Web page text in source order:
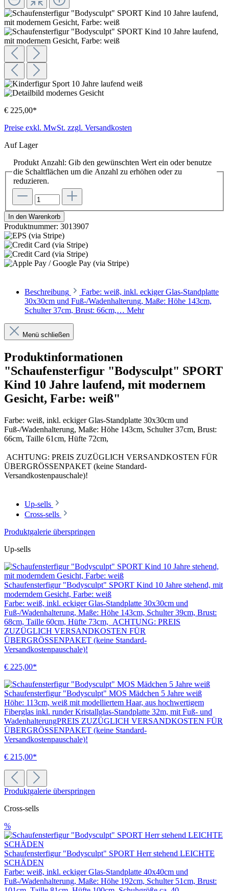
€ 225,00*
Preise exkl. MwSt. zzgl. Versandkosten
Auf Lager
Produkt Anzahl: Gib den gewünschten Wert ein oder benutze
die Schaltflächen um die Anzahl zu erhöhen oder zu
reduzieren.
In den Warenkorb
Produktnummer: 3013907
Beschreibung
Farbe: weiß, inkl. eckiger Glas-Standplatte
30x30cm und Fuß-/Wadenhalterung, Maße: Höhe 143cm,
Schulter 37cm, Brust: 66cm,… Mehr
Menü schließen
Produktinformationen
"Schaufensterfigur "Bodysculpt" SPORT
Kind 10 Jahre laufend, mit modernem
Gesicht, Farbe: weiß"
Farbe: weiß, inkl. eckiger Glas-Standplatte 30x30cm und
Fuß-/Wadenhalterung, Maße: Höhe 143cm, Schulter 37cm, Brust:
66cm, Taille 61cm, Hüfte 72cm,
ACHTUNG: PREIS ZUZÜGLICH VERSANDKOSTEN FÜR
ÜBERGRÖSSENPAKET (keine Standard-
Versandkostenpauschale)!
Up-sells
Cross-sells
Produktgalerie überspringen
Up-sells
Schaufensterfigur "Bodysculpt" SPORT Kind 10 Jahre stehend, mit
moderndem Gesicht, Farbe: weiß
Farbe: weiß, inkl. eckiger Glas-Standplatte 30x30cm und
Fuß-/Wadenhalterung, Maße: Höhe 143cm, Schulter 39cm, Brust:
68cm, Taille 60cm, Hüfte 73cm, ACHTUNG: PREIS
ZUZÜGLICH VERSANDKOSTEN FÜR
ÜBERGRÖSSENPAKET (keine Standard-
Versandkostenpauschale)!
€ 225,00*
Schaufensterfigur "Bodysculpt" MOS Mädchen 5 Jahre weiß
Höhe: 113cm, weiß mit modelliertem Haar, aus hochwertigem
Fiberglas inkl. runder Kristallglas-Standplatte 32m, mit Fuß- und
WadenhalterungPREIS ZUZÜGLICH VERSANDKOSTEN FÜR
ÜBERGRÖSSENPAKET (keine Standard-
Versandkostenpauschale)!
€ 215,00*
Produktgalerie überspringen
Cross-sells
%
Schaufensterfigur "Bodysculpt" SPORT Herr stehend LEICHTE
SCHÄDEN
Farbe: weiß, inkl. eckiger Glas-Standplatte 40x40cm und
Fuß-/Wadenhalterung, Maße: Höhe 192cm, Schulter 51cm, Brust: